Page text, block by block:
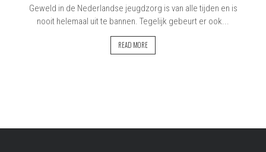
Geweld in de Nederlandse jeugdzorg is van alle tijden en is
nooit helemaal uit te bannen. Tegelijk gebeurt er ook...
READ MORE